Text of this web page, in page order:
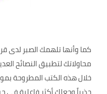
كما وأنها تلهمك الصبر لدى
محاولاتك لتطبيق النصائح
خلال هذه الكتب المطروحة